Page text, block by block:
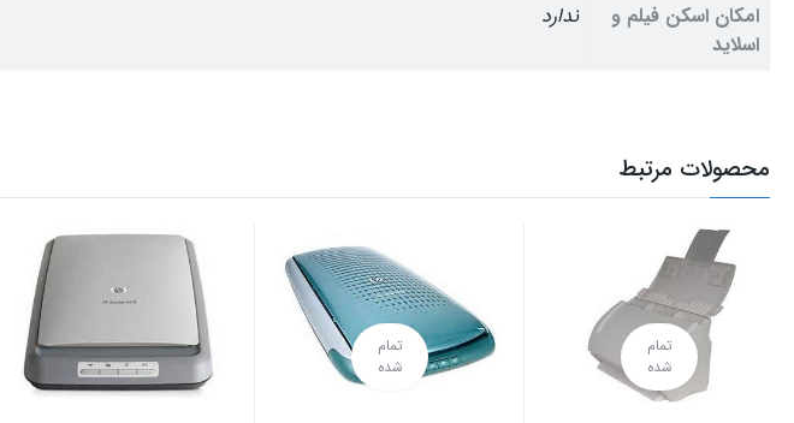
امکان اسکن فیلم و
اسلاید
ندارد
محصولات مرتبط
تمام
شده
تمام
شده